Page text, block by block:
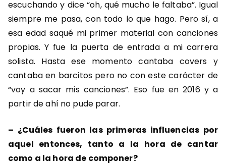
escuchando y dice “oh, qué mucho le faltaba”. Igual
siempre me pasa, con todo lo que hago. Pero sí, a
esa edad saqué mi primer material con canciones
propias. Y fue la puerta de entrada a mi carrera
solista. Hasta ese momento cantaba covers y
cantaba en barcitos pero no con este carácter de
“voy a sacar mis canciones”. Eso fue en 2016 y a
partir de ahí no pude parar.
– ¿Cuáles fueron las primeras influencias por
aquel entonces, tanto a la hora de cantar
como a la hora de componer?